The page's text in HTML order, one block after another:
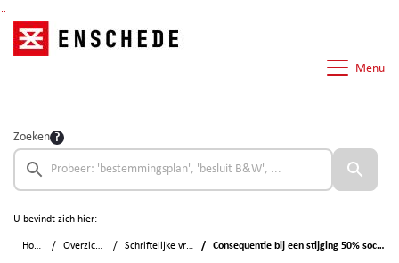
Menu
Zoeken
U bevindt zich hier:
Home Overzichten Schriftelijke vragen Consequentie bij een stijging 50% sociale huur